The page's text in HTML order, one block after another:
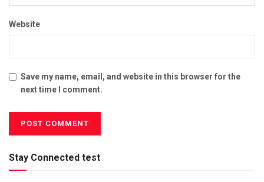
Website
Save my name, email, and website in this browser for the
next time I comment.
Stay Connected test